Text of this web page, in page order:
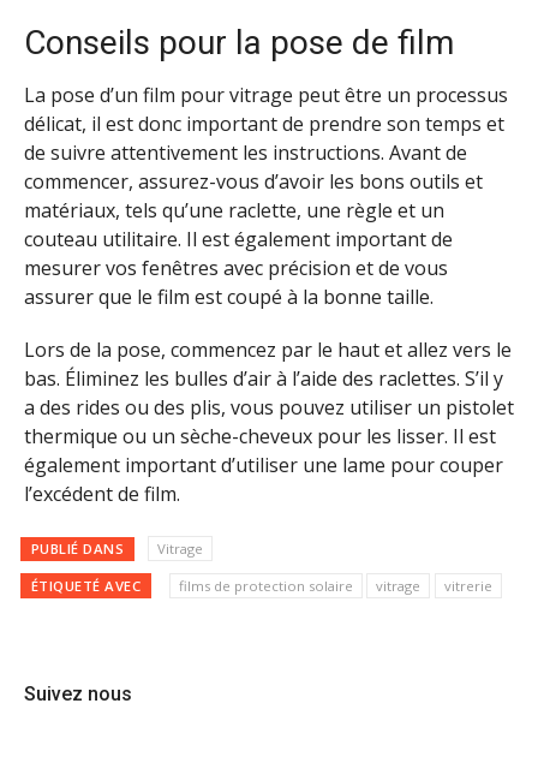
Conseils pour la pose de film
La pose d’un film pour vitrage peut être un processus
délicat, il est donc important de prendre son temps et
de suivre attentivement les instructions. Avant de
commencer, assurez-vous d’avoir les bons outils et
matériaux, tels qu’une raclette, une règle et un
couteau utilitaire. Il est également important de
mesurer vos fenêtres avec précision et de vous
assurer que le film est coupé à la bonne taille.
Lors de la pose, commencez par le haut et allez vers le
bas. Éliminez les bulles d’air à l’aide des raclettes. S’il y
a des rides ou des plis, vous pouvez utiliser un pistolet
thermique ou un sèche-cheveux pour les lisser. Il est
également important d’utiliser une lame pour couper
l’excédent de film.
PUBLIÉ DANS Vitrage
ÉTIQUETÉ AVEC films de protection solaire vitrage vitrerie
Suivez nous